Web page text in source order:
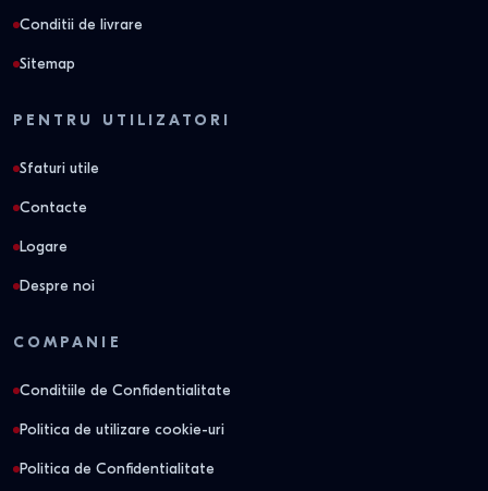
Conditii de livrare
Sitemap
PENTRU UTILIZATORI
Sfaturi utile
Contacte
Logare
Despre noi
COMPANIE
Conditiile de Confidentialitate
Politica de utilizare cookie-uri
Politica de Confidentialitate